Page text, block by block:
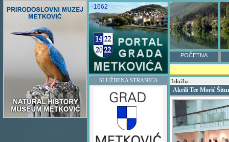
-1662
POČETNA
SLUŽBENA STRANICA Izložba
Akrili Tee Morić